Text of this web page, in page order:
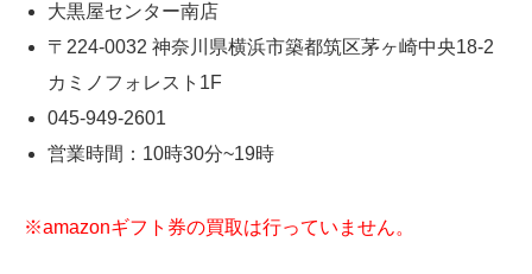
大黒屋センター南店
〒224-0032 神奈川県横浜市築都筑区茅ヶ崎中央18‐2
カミノフォレスト1F
045-949-2601
営業時間：10時30分~19時
※amazonギフト券の買取は行っていません。